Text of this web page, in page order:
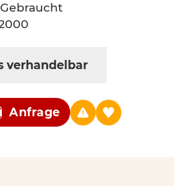
Gebraucht
verhandelbar
Anfrage